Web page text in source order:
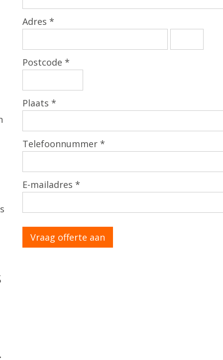
Adres *
Postcode *
Plaats *
Telefoonnummer *
E-mailadres *